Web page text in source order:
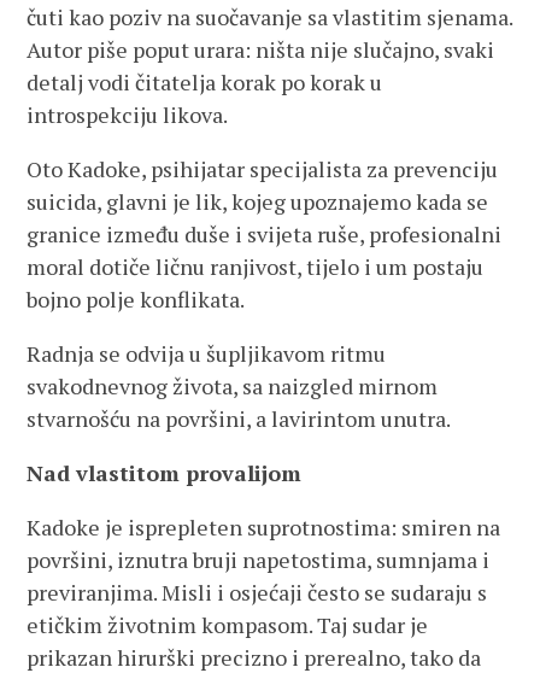
čuti kao poziv na suočavanje sa vlastitim sjenama.
Autor piše poput urara: ništa nije slučajno, svaki
detalj vodi čitatelja korak po korak u
introspekciju likova.
Oto Kadoke, psihijatar specijalista za prevenciju
suicida, glavni je lik, kojeg upoznajemo kada se
granice između duše i svijeta ruše, profesionalni
moral dotiče ličnu ranjivost, tijelo i um postaju
bojno polje konflikata.
Radnja se odvija u šupljikavom ritmu
svakodnevnog života, sa naizgled mirnom
stvarnošću na površini, a lavirintom unutra.
Nad vlastitom provalijom
Kadoke je isprepleten suprotnostima: smiren na
površini, iznutra bruji napetostima, sumnjama i
previranjima. Misli i osjećaji često se sudaraju s
etičkim životnim kompasom. Taj sudar je
prikazan hirurški precizno i prerealno, tako da